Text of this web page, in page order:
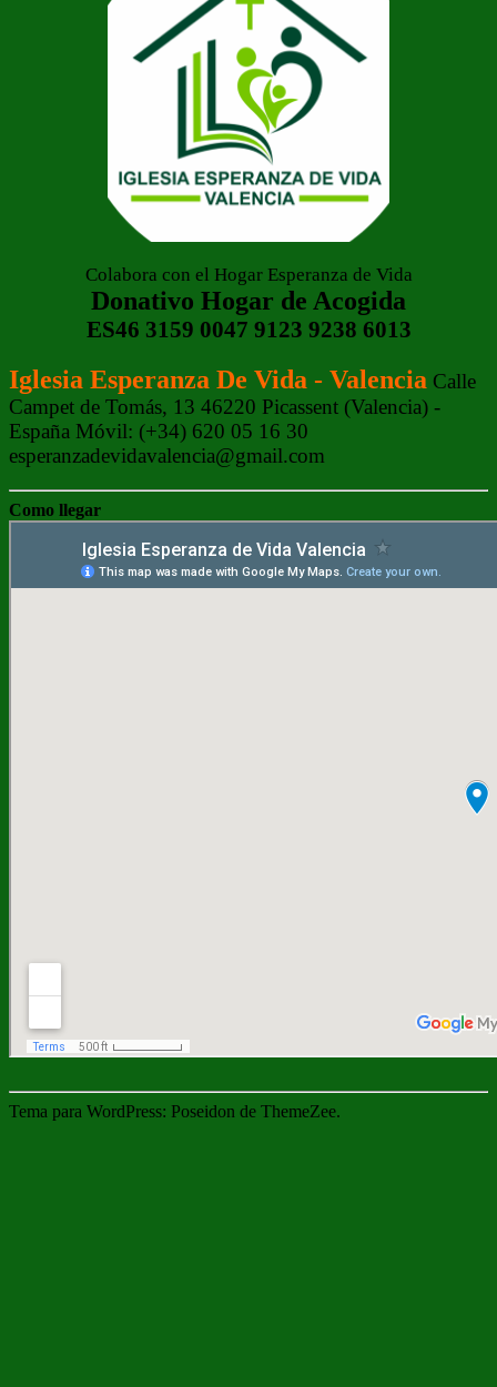
Colabora con el Hogar Esperanza de Vida
Donativo Hogar de Acogida
ES46 3159 0047 9123 9238 6013
Iglesia Esperanza De Vida - Valencia Calle
Campet de Tomás, 13 46220 Picassent (Valencia) -
España Móvil: (+34) 620 05 16 30
esperanzadevidavalencia@gmail.com
Como llegar
Tema para WordPress: Poseidon de ThemeZee.